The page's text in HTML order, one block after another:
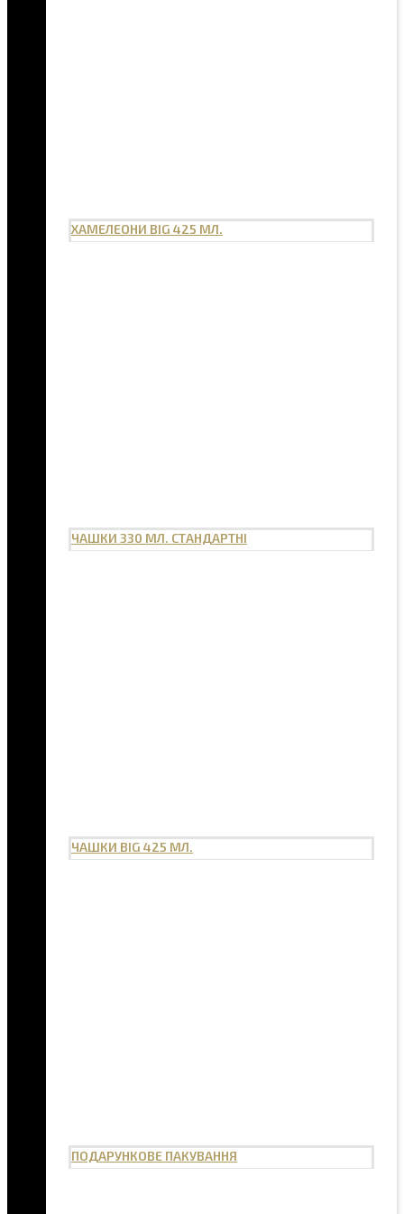
ХАМЕЛЕОНИ BIG 425 МЛ.
ЧАШКИ 330 МЛ. СТАНДАРТНІ
ЧАШКИ BIG 425 МЛ.
ПОДАРУНКОВЕ ПАКУВАННЯ